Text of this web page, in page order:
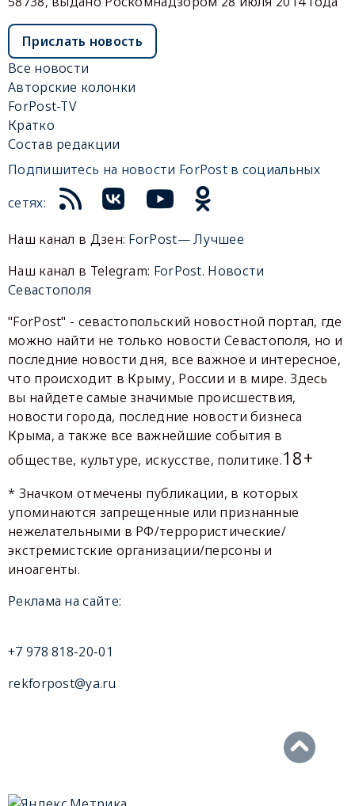
Прислать новость
Все новости
Авторские колонки
ForPost-TV
Кратко
Состав редакции
Подпишитесь на новости ForPost в социальных
сетях:
Наш канал в Дзен: ForPost— Лучшее
Наш канал в Telegram: ForPost. Новости
Севастополя
"ForPost" - севастопольский новостной портал, где
можно найти не только новости Севастополя, но и
последние новости дня, все важное и интересное,
что происходит в Крыму, России и в мире. Здесь
вы найдете самые значимые происшествия,
новости города, последние новости бизнеса
Крыма, а также все важнейшие события в
обществе, культуре, искусстве, политике.18+
* Значком отмечены публикации, в которых
упоминаются запрещенные или признанные
нежелательными в РФ/террористические/
экстремистские организации/персоны и
иноагенты.
Реклама на сайте:
+7 978 818-20-01
rekforpost@ya.ru